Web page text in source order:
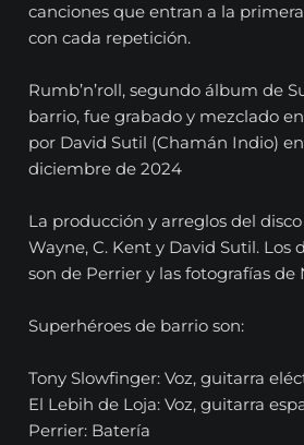
canciones que entran a la
con cada repetición.
Rumb’n’roll, segundo álbum de
barrio, fue grabado y mezclado
por David Sutil (Chamán Indio)
diciembre de 2024
La producción y arreglos del
Wayne, C. Kent y David Sutil. Los
son de Perrier y las fotografías de
Superhéroes de barrio son:
Tony Slowfinger: Voz, guitarra
El Lebih de Loja: Voz, guitarra
Perrier: Batería